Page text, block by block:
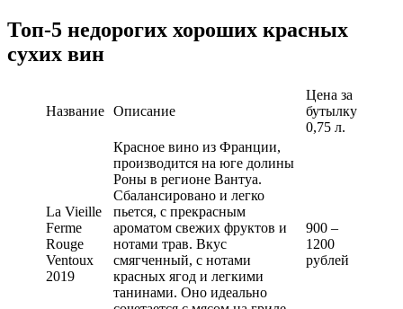
Топ-5 недорогих хороших красных
сухих вин
Название Описание
Цена за
бутылку
0,75 л.
La Vieille
Ferme
Rouge
Ventoux
2019
Красное вино из Франции,
производится на юге долины
Роны в регионе Вантуа.
Сбалансировано и легко
пьется, с прекрасным
ароматом свежих фруктов и
нотами трав. Вкус
смягченный, с нотами
красных ягод и легкими
танинами. Оно идеально
900 –
1200
рублей